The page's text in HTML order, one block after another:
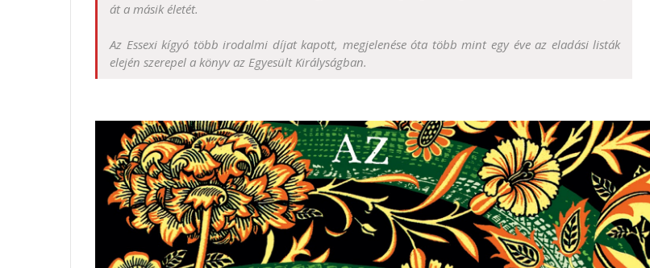
át a másik életét.
Az Essexi kígyó több irodalmi díjat kapott, megjelenése óta több mint egy éve az eladási listák
elején szerepel a könyv az Egyesült Királyságban.